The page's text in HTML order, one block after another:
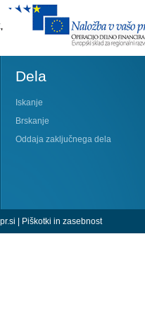
Dela
Iskanje
Brskanje
Oddaja zaključnega dela
| Piškotki in zasebnost